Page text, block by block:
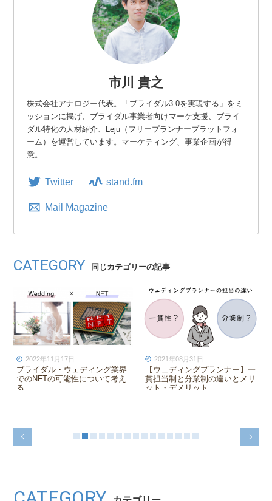
市川 貴之
株式会社アナロジー代表。「ブライダル3.0を実現する」をミ
ッションに掲げ、ブライダル事業者向けマーケ支援、ブライ
ダル特化の人材紹介、Leju（フリープランナープラットフォ
ーム）を運営しています。マーケティング、事業企画が得
意。
Twitter stand.fm
Mail Magazine
CATEGORY 同じカテゴリーの記事
グ業界
て考え
2021年08月31日
【ウェディングプランナー】一
貫担当制と分業制の違いとメリ
2020年09月29日
インスタグラムで世界のウ
ィングを見てみよう